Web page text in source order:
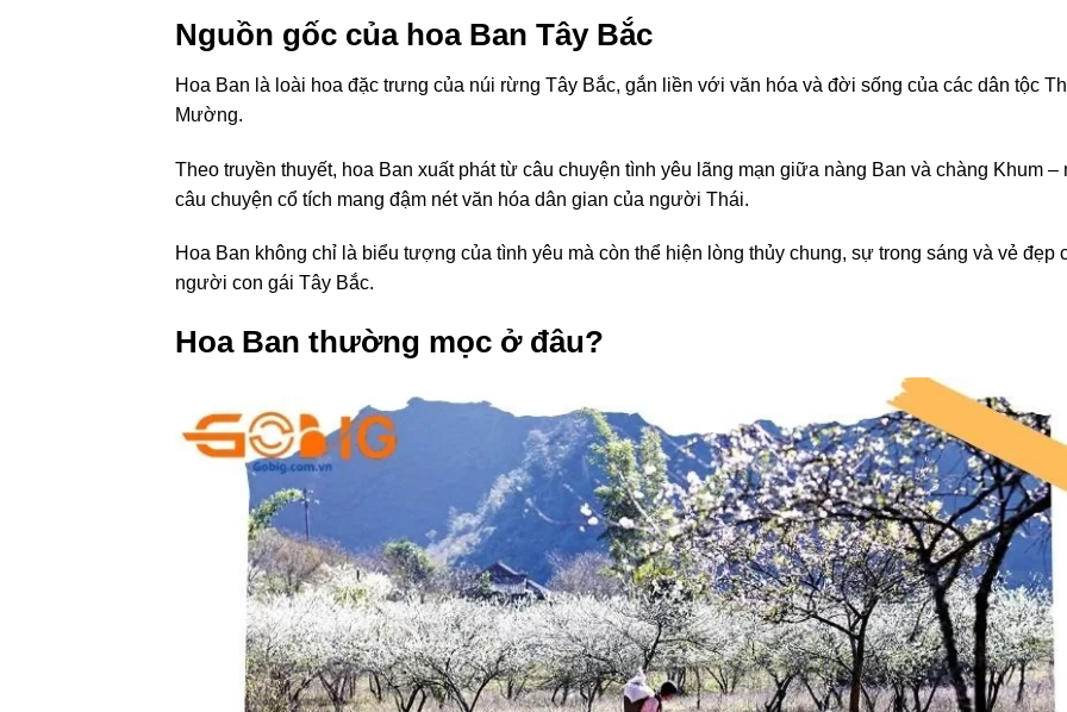
Nguồn gốc của hoa Ban Tây Bắc
Hoa Ban là loài hoa đặc trưng của núi rừng Tây Bắc, gắn liền với văn hóa và đời sống của các dân tộc
Mường.
Theo truyền thuyết, hoa Ban xuất phát từ câu chuyện tình yêu lãng mạn giữa nàng Ban và chàng Khum –
câu chuyện cổ tích mang đậm nét văn hóa dân gian của người Thái.
Hoa Ban không chỉ là biểu tượng của tình yêu mà còn thể hiện lòng thủy chung, sự trong sáng và vẻ đẹp
người con gái Tây Bắc.
Hoa Ban thường mọc ở đâu?